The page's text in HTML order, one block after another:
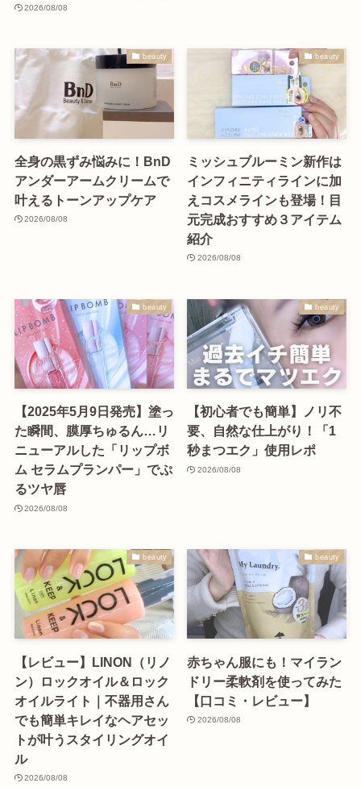
2026/08/08
beauty
全身の黒ずみ悩みに！BnD
アンダーアームクリームで
叶えるトーンアップケア
2026/08/08
beauty
ミッシュブルーミン新作は
インフィニティラインに加
えコスメラインも登場！目
元完成おすすめ３アイテム
紹介
2026/08/08
beauty
【2025年5月9日発売】塗っ
た瞬間、膜厚ちゅるん…リ
ニューアルした「リップボ
ム セラムプランパー」でぷ
るツヤ唇
2026/08/08
beauty
【初心者でも簡単】ノリ不
要、自然な仕上がり！「1
秒まつエク」使用レポ
2026/08/08
beauty
【レビュー】LINON（リノ
ン）ロックオイル＆ロック
オイルライト｜不器用さん
でも簡単キレイなヘアセッ
トが叶うスタイリングオイ
ル
2026/08/08
beauty
赤ちゃん服にも！マイラン
ドリー柔軟剤を使ってみた
【口コミ・レビュー】
2026/08/08